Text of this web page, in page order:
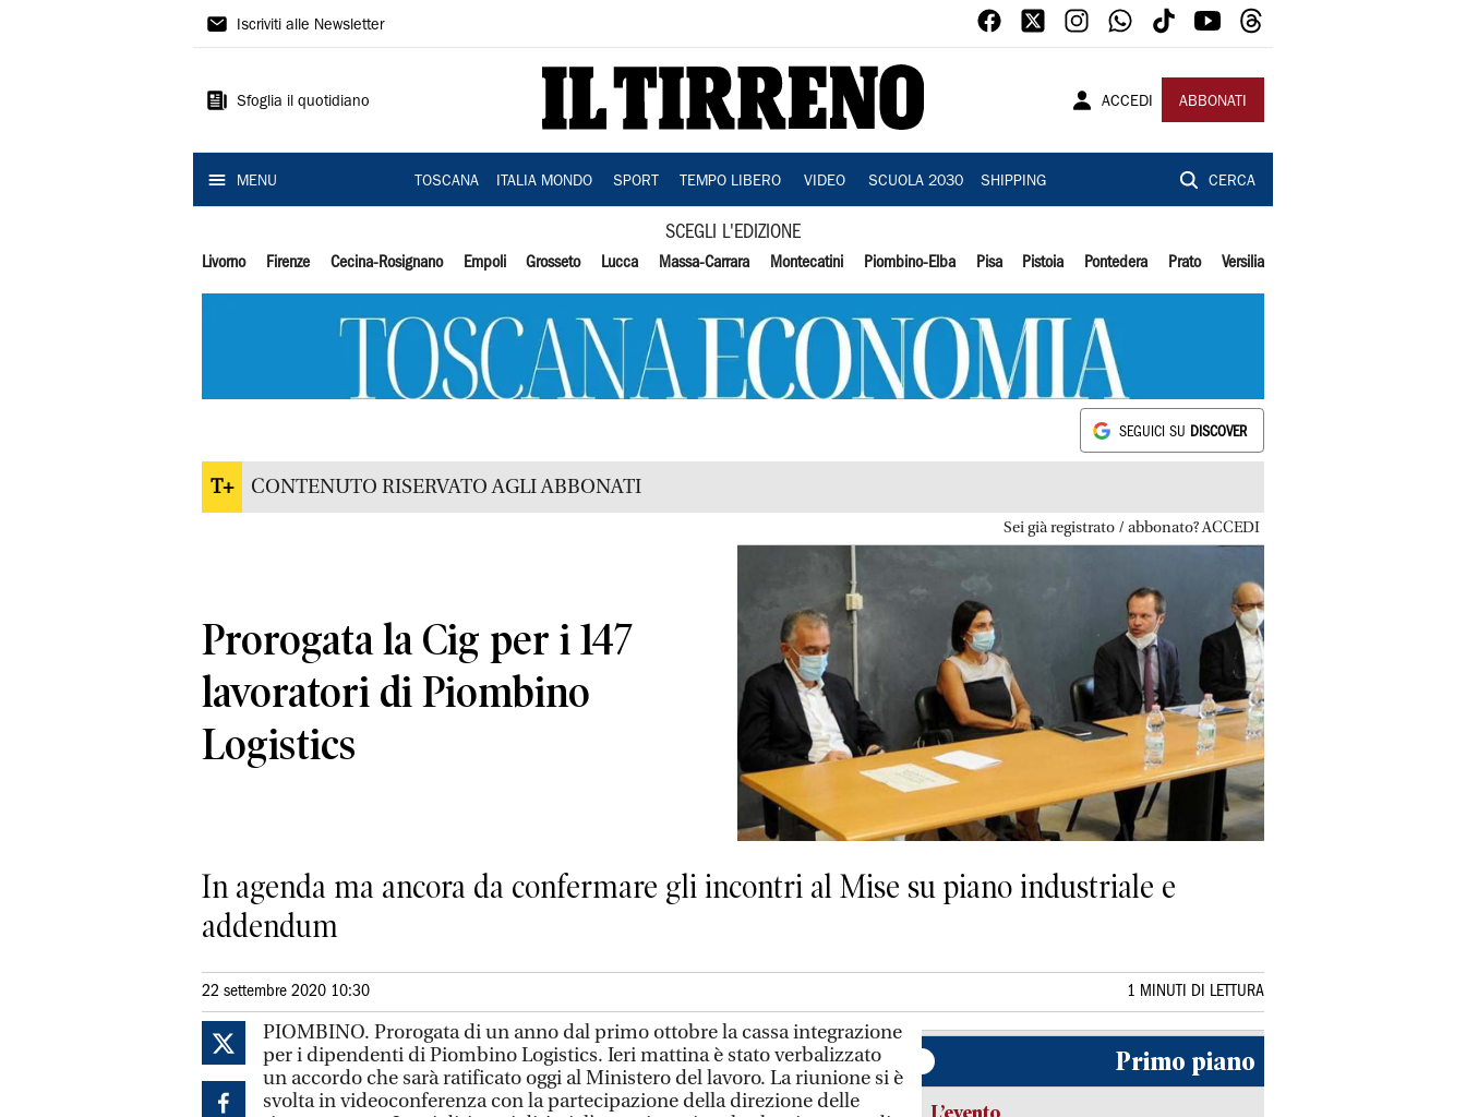
Il
Iscriviti alle Newsletter
Sfoglia il quotidiano ACCEDI ABBONATI
MENU TOSCANA ITALIA MONDO SPORT TEMPO LIBERO VIDEO SCUOLA 2030 SHIPPING CERCA
SCEGLI L'EDIZIONE
Livorno Firenze Cecina-Rosignano Empoli Grosseto Lucca Massa-Carrara Montecatini Piombino-Elba Pisa Pistoia Pontedera Prato Versilia
SEGUICI SU DISCOVER
T+ CONTENUTO RISERVATO AGLI ABBONATI
Sei già registrato / abbonato? ACCEDI
Prorogata la Cig per i 147
lavoratori di Piombino
Logistics
In agenda ma ancora da confermare gli incontri al Mise su piano industriale e
addendum
22 settembre 2020 10:30 1 MINUTI DI LETTURA
PIOMBINO. Prorogata di un anno dal primo ottobre la cassa integrazione
per i dipendenti di Piombino Logistics. Ieri mattina è stato verbalizzato
un accordo che sarà ratificato oggi al Ministero del lavoro. La riunione si è
svolta in videoconferenza con la partecipazione della direzione delle
Primo piano